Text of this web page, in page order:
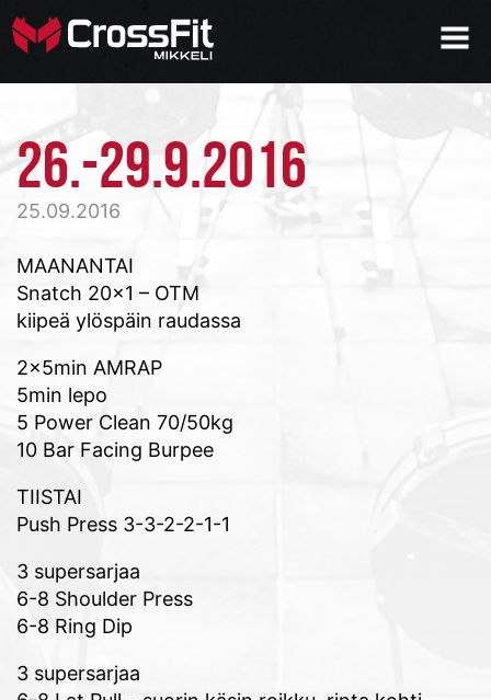
26.-29.9.2016
25.09.2016
MAANANTAI
Snatch 20×1 – OTM
kiipeä ylöspäin raudassa
2x5min AMRAP
5min lepo
5 Power Clean 70/50kg
10 Bar Facing Burpee
TIISTAI
Push Press 3-3-2-2-1-1
3 supersarjaa
6-8 Shoulder Press
6-8 Ring Dip
3 supersarjaa